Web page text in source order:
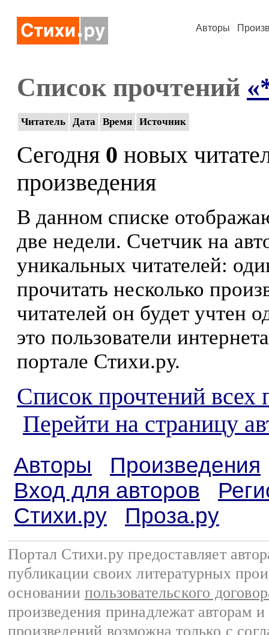
Авторы
Список прочтений
Читатель Дата Время Источник
Сегодня 0 новых
произведения
В данном списке
две недели. Счетчик на
уникальных читателей:
прочитать несколько
читателей он будет учтен
это пользователи
портале Стихи.ру.
Список прочтений всех
Перейти на страницу
Авторы
Произведения
Вход для авторов
Стихи.ру
Проза.ру
Портал Стихи.ру предоставляет
публикации своих литературных
основании пользовательского
произведения принадлежат авторам
произведений возможна только с